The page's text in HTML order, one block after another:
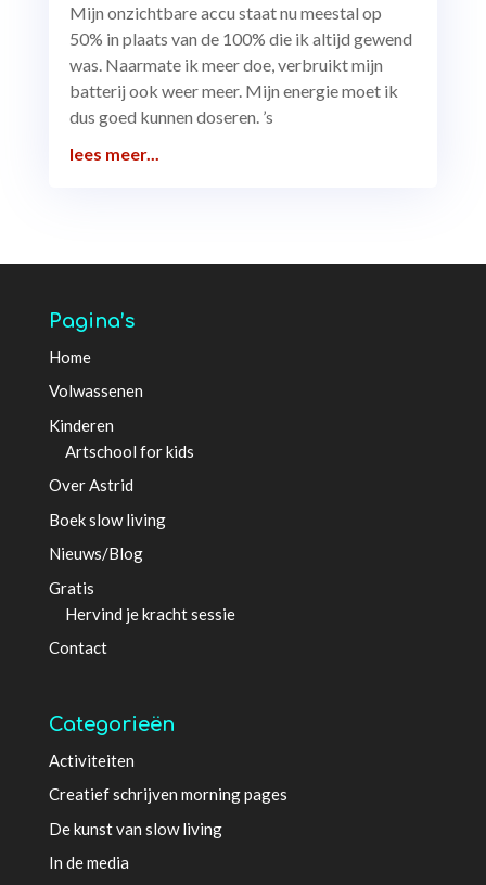
Mijn onzichtbare accu staat nu meestal op
50% in plaats van de 100% die ik altijd gewend
was. Naarmate ik meer doe, verbruikt mijn
batterij ook weer meer. Mijn energie moet ik
dus goed kunnen doseren. ’s
lees meer...
Pagina’s
Home
Volwassenen
Kinderen
Artschool for kids
Over Astrid
Boek slow living
Nieuws/Blog
Gratis
Hervind je kracht sessie
Contact
Categorieën
Activiteiten
Creatief schrijven morning pages
De kunst van slow living
In de media